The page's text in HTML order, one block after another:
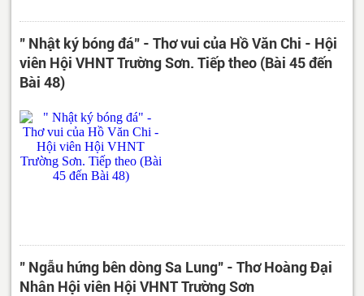
" Nhật ký bóng đá" - Thơ vui của Hồ Văn Chi - Hội
viên Hội VHNT Trường Sơn. Tiếp theo (Bài 45 đến
Bài 48)
" Ngẫu hứng bên dòng Sa Lung" - Thơ Hoàng Đại
Nhân Hội viên Hội VHNT Trường Sơn